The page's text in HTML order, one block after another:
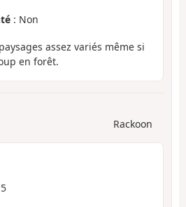
: Non
assez variés même si
en forêt.
Rackoon
5